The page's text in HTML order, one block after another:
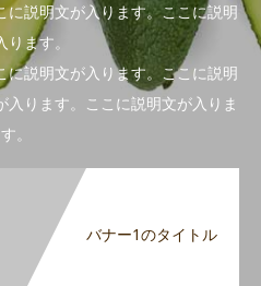
説明文が入ります。ここに説明
ります。
に説明文が入ります。ここに説明
ります。ここに説明文が入りま
す。
バナー1のタイトル